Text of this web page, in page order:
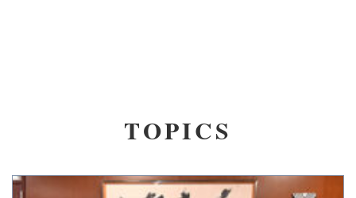
TOPICS